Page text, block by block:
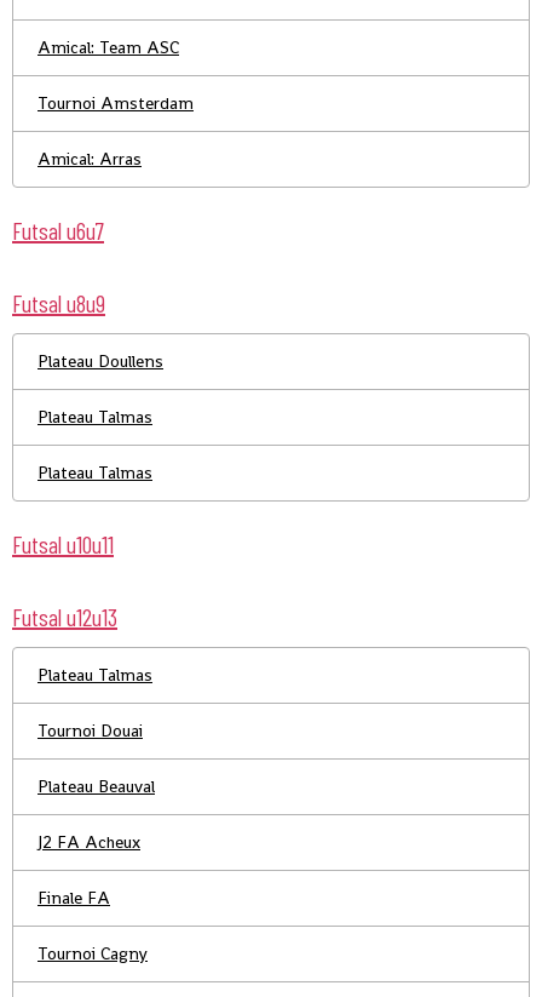
Amical: Team ASC
Tournoi Amsterdam
Amical: Arras
Futsal u6u7
Futsal u8u9
Plateau Doullens
Plateau Talmas
Plateau Talmas
Futsal u10u11
Futsal u12u13
Plateau Talmas
Tournoi Douai
Plateau Beauval
J2 FA Acheux
Finale FA
Tournoi Cagny